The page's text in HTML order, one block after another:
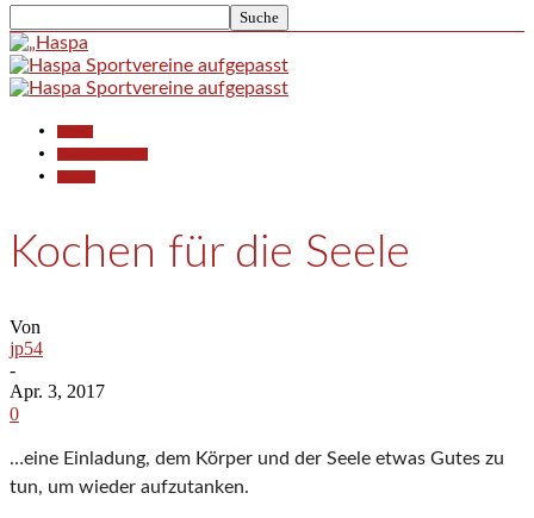
Kochen für die Seele
Von
jp54
-
Apr. 3, 2017
0
…eine Einladung, dem Körper und der Seele etwas Gutes zu
tun, um wieder aufzutanken.